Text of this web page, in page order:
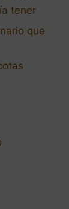
tener
que